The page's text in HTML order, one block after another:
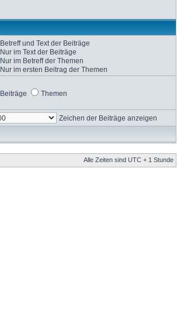
Betreff und Text der Beiträge
Nur im Text der Beiträge
Nur im Betreff der Themen
Nur im ersten Beitrag der Themen
Beiträge Themen
Zeichen der Beiträge anzeigen
Alle Zeiten sind UTC + 1 Stunde